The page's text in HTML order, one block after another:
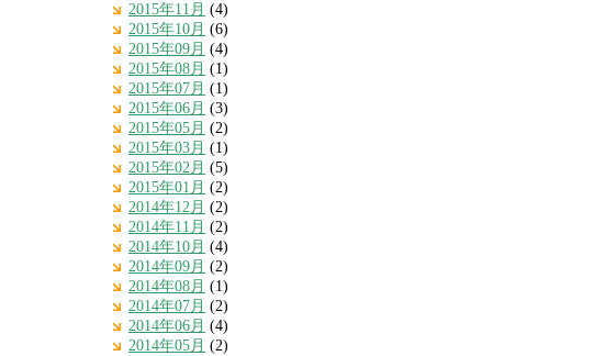
2015年11月 (4)
2015年10月 (6)
2015年09月 (4)
2015年08月 (1)
2015年07月 (1)
2015年06月 (3)
2015年05月 (2)
2015年03月 (1)
2015年02月 (5)
2015年01月 (2)
2014年12月 (2)
2014年11月 (2)
2014年10月 (4)
2014年09月 (2)
2014年08月 (1)
2014年07月 (2)
2014年06月 (4)
2014年05月 (2)